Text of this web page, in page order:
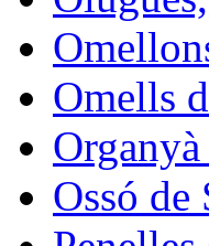
Omells
Ossó de